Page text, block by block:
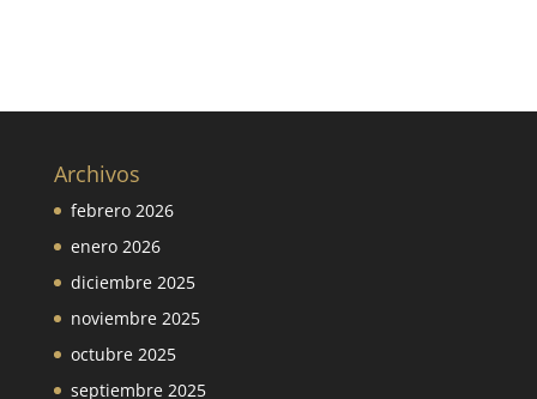
Archivos
febrero 2026
enero 2026
diciembre 2025
noviembre 2025
octubre 2025
septiembre 2025